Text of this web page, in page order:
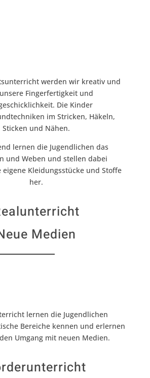
werden wir kreativ und
Fingerfertigkeit und
Die Kinder
im Stricken, Häkeln,
Sticken und Nähen.
lernen die Jugendlichen das
und Weben und stellen dabei
eigene Kleidungsstücke und Stoffe
her.
Medien
lernen die Jugendlichen
Bereiche kennen und erlernen
Umgang mit neuen Medien.